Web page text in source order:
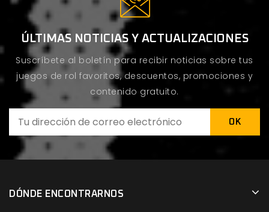
ÚLTIMAS NOTICIAS Y ACTUALIZACIONES
Suscríbete al boletín para recibir noticias sobre tus
juegos de rol favoritos, descuentos, promociones y
contenido gratuito.
DÓNDE ENCONTRARNOS